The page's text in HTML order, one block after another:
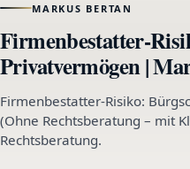
MARKUS BERTAN
Firmenbestatter-
Privatvermögen |
Firmenbestatter-Risiko:
(Ohne Rechtsberatung – mit
Rechtsberatung.